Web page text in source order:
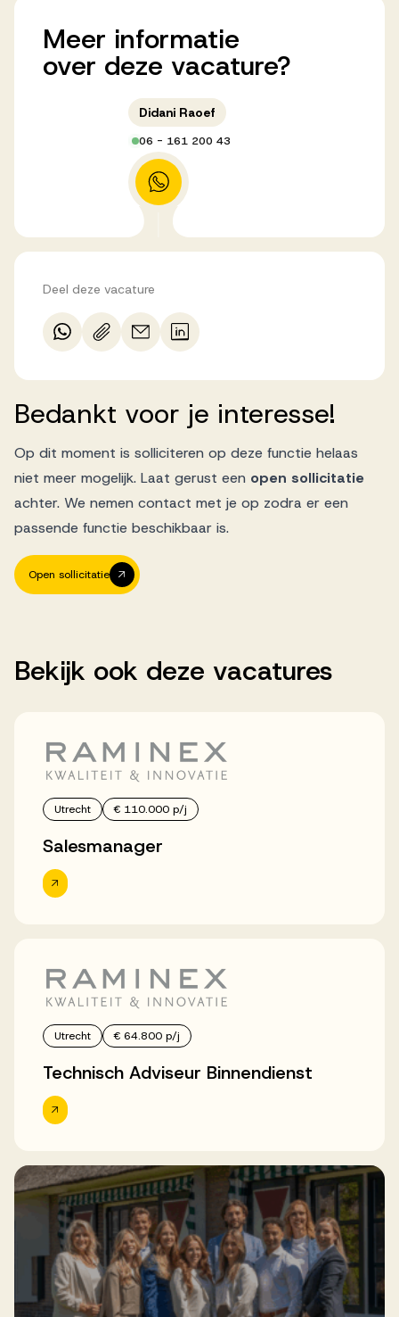
Meer informatie
over deze vacature?
Didani Raoef
06 - 161 200 43
Deel deze vacature
Bedankt voor je interesse!
Op dit moment is solliciteren op deze functie helaas
niet meer mogelijk. Laat gerust een open sollicitatie
achter. We nemen contact met je op zodra er een
passende functie beschikbaar is.
Open sollicitatie
Bekijk ook deze vacatures
Utrecht € 110.000 p/j
Salesmanager
Utrecht € 64.800 p/j
Technisch Adviseur Binnendienst